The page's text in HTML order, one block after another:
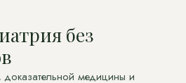
без
медицины и